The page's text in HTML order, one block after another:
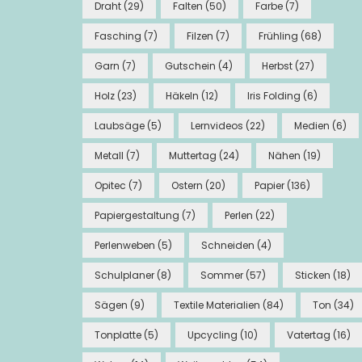
Draht (29) Falten (50) Farbe (7)
Fasching (7) Filzen (7) Frühling (68)
Garn (7) Gutschein (4) Herbst (27)
Holz (23) Häkeln (12) Iris Folding (6)
Laubsäge (5) Lernvideos (22) Medien (6)
Metall (7) Muttertag (24) Nähen (19)
Opitec (7) Ostern (20) Papier (136)
Papiergestaltung (7) Perlen (22)
Perlenweben (5) Schneiden (4)
Schulplaner (8) Sommer (57) Sticken (18)
Sägen (9) Textile Materialien (84) Ton (34)
Tonplatte (5) Upcycling (10) Vatertag (16)